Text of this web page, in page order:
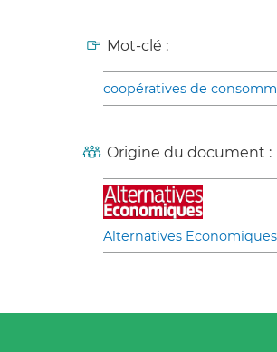
Mot-clé :
coopératives de
Origine du document :
Alternatives Economiques